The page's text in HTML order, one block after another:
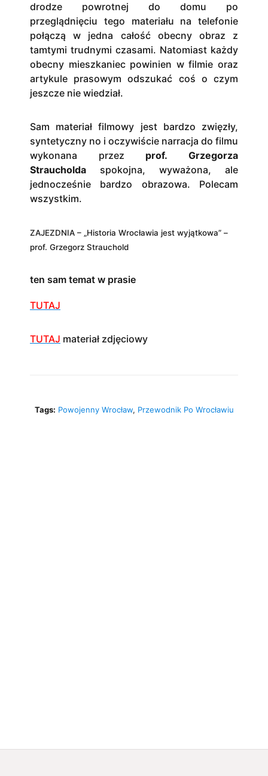
drodze powrotnej do domu po
przeglądnięciu tego materiału na telefonie
połączą w jedna całość obecny obraz z
tamtymi trudnymi czasami. Natomiast każdy
obecny mieszkaniec powinien w filmie oraz
artykule prasowym odszukać coś o czym
jeszcze nie wiedział.
Sam materiał filmowy jest bardzo zwięzły,
syntetyczny no i oczywiście narracja do filmu
wykonana przez prof. Grzegorza
Straucholda spokojna, wyważona, ale
jednocześnie bardzo obrazowa. Polecam
wszystkim.
ZAJEZDNIA – „Historia Wrocławia jest wyjątkowa” –
prof. Grzegorz Strauchold
ten sam temat w prasie
TUTAJ
TUTAJ materiał zdjęciowy
Tags: Powojenny Wrocław, Przewodnik Po Wrocławiu